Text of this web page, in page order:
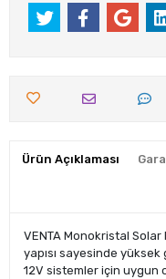
Ürün Açıklaması
VENTA Monokristal
yapısı sayesinde yüksek
12V sistemler için uygun